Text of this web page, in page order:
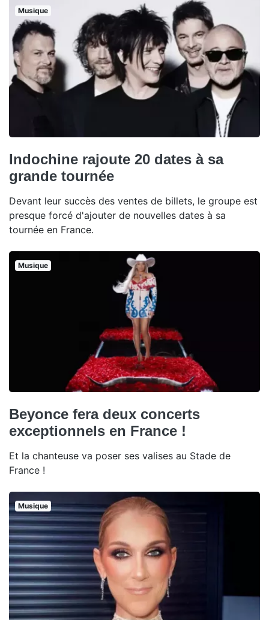
Musique
Indochine rajoute 20 dates à sa
grande tournée
Devant leur succès des ventes de billets, le groupe est
presque forcé d'ajouter de nouvelles dates à sa
tournée en France.
Musique
Beyonce fera deux concerts
exceptionnels en France !
Et la chanteuse va poser ses valises au Stade de
France !
Musique